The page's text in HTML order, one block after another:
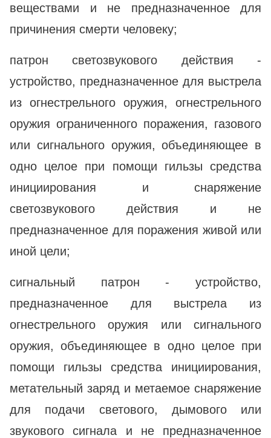
веществами и не предназначенное для
причинения смерти человеку;
патрон светозвукового действия -
устройство, предназначенное для выстрела
из огнестрельного оружия, огнестрельного
оружия ограниченного поражения, газового
или сигнального оружия, объединяющее в
одно целое при помощи гильзы средства
инициирования и снаряжение
светозвукового действия и не
предназначенное для поражения живой или
иной цели;
сигнальный патрон - устройство,
предназначенное для выстрела из
огнестрельного оружия или сигнального
оружия, объединяющее в одно целое при
помощи гильзы средства инициирования,
метательный заряд и метаемое снаряжение
для подачи светового, дымового или
звукового сигнала и не предназначенное